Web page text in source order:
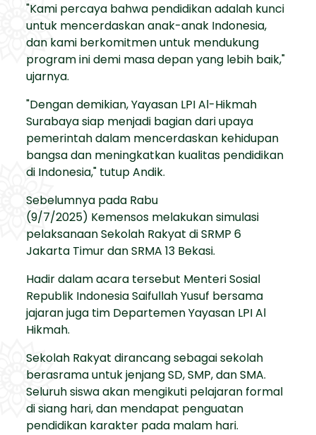
"Kami percaya bahwa pendidikan adalah kunci
untuk mencerdaskan anak-anak Indonesia,
dan kami berkomitmen untuk mendukung
program ini demi masa depan yang lebih baik,"
ujarnya.
"Dengan demikian, Yayasan LPI Al-Hikmah
Surabaya siap menjadi bagian dari upaya
pemerintah dalam mencerdaskan kehidupan
bangsa dan meningkatkan kualitas pendidikan
di Indonesia," tutup Andik.
Sebelumnya pada Rabu
(9/7/2025) Kemensos melakukan simulasi
pelaksanaan Sekolah Rakyat di SRMP 6
Jakarta Timur dan SRMA 13 Bekasi.
Hadir dalam acara tersebut Menteri Sosial
Republik Indonesia Saifullah Yusuf bersama
jajaran juga tim Departemen Yayasan LPI Al
Hikmah.
Sekolah Rakyat dirancang sebagai sekolah
berasrama untuk jenjang SD, SMP, dan SMA.
Seluruh siswa akan mengikuti pelajaran formal
di siang hari, dan mendapat penguatan
pendidikan karakter pada malam hari.